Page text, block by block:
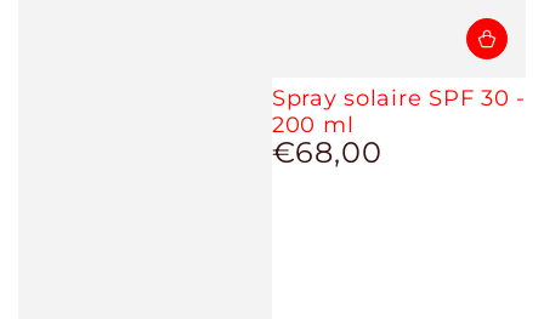
Spray solaire SPF 30 -
200 ml
Prix
€68,00